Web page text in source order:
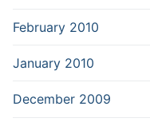
February 2010
January 2010
December 2009